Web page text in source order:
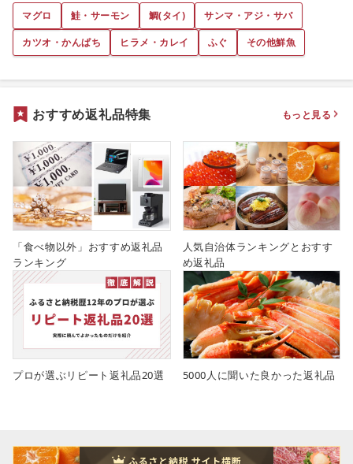
マグロ 鮭・サーモン 鯛(タイ)
サンマ・アジ・サバ
カツオ・かんぱち
ヒラメ・カレイ ふぐ その他鮮魚
おすすめ返礼品特集 もっと見る
「食べ物以外」おすすめ返礼品
ランキング
人気自治体ランキングとおすす
め返礼品
プロが選ぶリピート返礼品20選 5000人に聞いた良かった返礼品